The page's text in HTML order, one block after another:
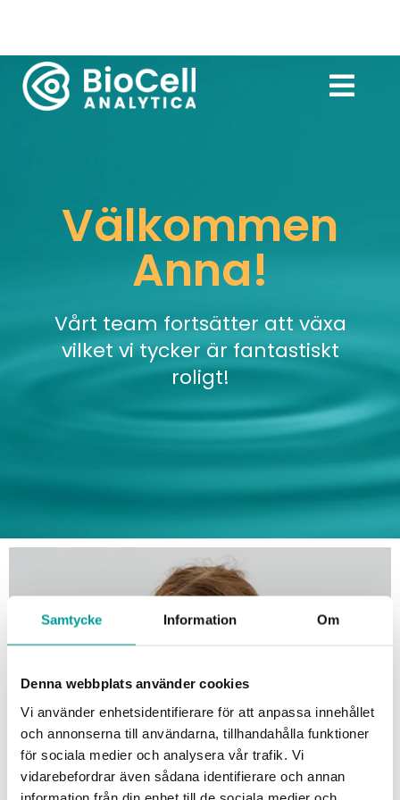
Samtycke Information Om
Denna webbplats använder cookies
Vi använder enhetsidentifierare för att anpassa innehållet
och annonserna till användarna, tillhandahålla funktioner
för sociala medier och analysera vår trafik. Vi
vidarebefordrar även sådana identifierare och annan
information från din enhet till de sociala medier och
Välkommen
Anna!
Vårt team fortsätter att växa
vilket vi tycker är fantastiskt
roligt!